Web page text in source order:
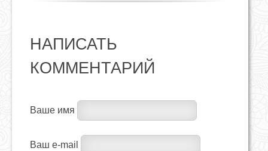
НАПИСАТЬ
КОММЕНТАРИЙ
Ваше имя
Ваш e-mail